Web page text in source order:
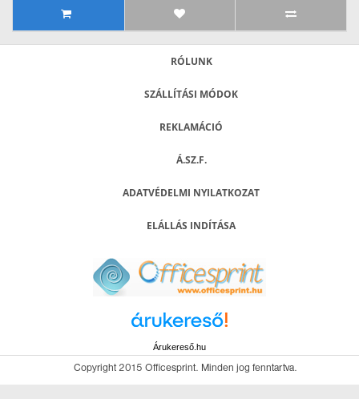
RÓLUNK
SZÁLLÍTÁSI MÓDOK
REKLAMÁCIÓ
Á.SZ.F.
ADATVÉDELMI NYILATKOZAT
ELÁLLÁS INDÍTÁSA
Árukereső.hu
Copyright 2015 Officesprint. Minden jog fenntartva.